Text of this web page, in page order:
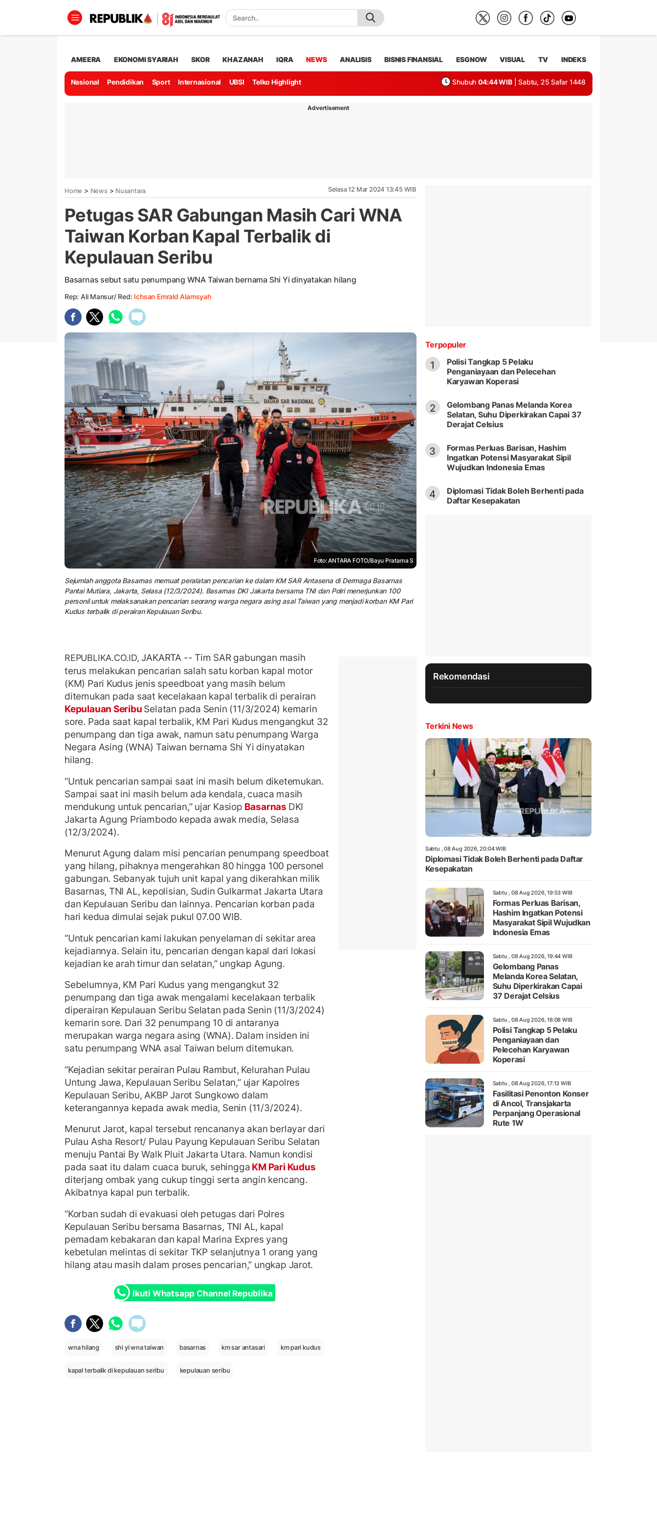
AMEERA EKONOMI SYARIAH SKOR KHAZANAH IQRA NEWS ANALISIS BISNIS FINANSIAL ESGNOW VISUAL TV INDEKS
Nasional Pendidikan Sport Internasional UBSI Telko Highlight Shubuh 04:44 WIB | Sabtu, 25 Safar 1448
Advertisement
Home > News > Nusantara Selasa 12 Mar 2024 13:45 WIB
Petugas SAR Gabungan Masih Cari WNA
Taiwan Korban Kapal Terbalik di
Kepulauan Seribu
Basarnas sebut satu penumpang WNA Taiwan bernama Shi Yi dinyatakan hilang
Rep: Ali Mansur/ Red: Ichsan Emrald Alamsyah
Foto: ANTARA FOTO/Bayu Pratama S
Sejumlah anggota Basarnas memuat peralatan pencarian ke dalam KM SAR Antasena di Dermaga Basarnas
Pantai Mutiara, Jakarta, Selasa (12/3/2024). Basarnas DKI Jakarta bersama TNI dan Polri menerjunkan 100
personil untuk melaksanakan pencarian seorang warga negara asing asal Taiwan yang menjadi korban KM Pari
Kudus terbalik di perairan Kepulauan Seribu.
REPUBLIKA.CO.ID,JAKARTA -- Tim SAR gabungan masih
terus melakukan pencarian salah satu korban kapal motor
(KM) Pari Kudus jenis speedboat yang masih belum
ditemukan pada saat kecelakaan kapal terbalik di perairan
Kepulauan Seribu Selatan pada Senin (11/3/2024) kemarin
sore. Pada saat kapal terbalik, KM Pari Kudus mengangkut 32
penumpang dan tiga awak, namun satu penumpang Warga
Negara Asing (WNA) Taiwan bernama Shi Yi dinyatakan
hilang.
“Untuk pencarian sampai saat ini masih belum diketemukan.
Sampai saat ini masih belum ada kendala, cuaca masih
mendukung untuk pencarian,” ujar Kasiop Basarnas DKI
Jakarta Agung Priambodo kepada awak media, Selasa
(12/3/2024).
Menurut Agung dalam misi pencarian penumpang speedboat
yang hilang, pihaknya mengerahkan 80 hingga 100 personel
gabungan. Sebanyak tujuh unit kapal yang dikerahkan milik
Basarnas, TNI AL, kepolisian, Sudin Gulkarmat Jakarta Utara
dan Kepulauan Seribu dan lainnya. Pencarian korban pada
hari kedua dimulai sejak pukul 07.00 WIB.
“Untuk pencarian kami lakukan penyelaman di sekitar area
kejadiannya. Selain itu, pencarian dengan kapal dari lokasi
kejadian ke arah timur dan selatan,” ungkap Agung.
Sebelumnya, KM Pari Kudus yang mengangkut 32
penumpang dan tiga awak mengalami kecelakaan terbalik
diperairan Kepulauan Seribu Selatan pada Senin (11/3/2024)
kemarin sore. Dari 32 penumpang 10 di antaranya
merupakan warga negara asing (WNA). Dalam insiden ini
satu penumpang WNA asal Taiwan belum ditemukan.
“Kejadian sekitar perairan Pulau Rambut, Kelurahan Pulau
Untung Jawa, Kepulauan Seribu Selatan,” ujar Kapolres
Kepulauan Seribu, AKBP Jarot Sungkowo dalam
keterangannya kepada awak media, Senin (11/3/2024).
Menurut Jarot, kapal tersebut rencananya akan berlayar dari
Pulau Asha Resort/ Pulau Payung Kepulauan Seribu Selatan
menuju Pantai By Walk Pluit Jakarta Utara. Namun kondisi
pada saat itu dalam cuaca buruk, sehingga KM Pari Kudus
diterjang ombak yang cukup tinggi serta angin kencang.
Akibatnya kapal pun terbalik.
“Korban sudah di evakuasi oleh petugas dari Polres
Kepulauan Seribu bersama Basarnas, TNI AL, kapal
pemadam kebakaran dan kapal Marina Expres yang
kebetulan melintas di sekitar TKP selanjutnya 1 orang yang
hilang atau masih dalam proses pencarian,” ungkap Jarot.
Ikuti Whatsapp Channel Republika
wna hilang shi yi wna taiwan basarnas km sar antasari km pari kudus
kapal terbalik di kepulauan seribu kepulauan seribu
Terpopuler
1
Polisi Tangkap 5 Pelaku
Penganiayaan dan Pelecehan
Karyawan Koperasi
2
Gelombang Panas Melanda Korea
Selatan, Suhu Diperkirakan Capai 37
Derajat Celsius
3
Formas Perluas Barisan, Hashim
Ingatkan Potensi Masyarakat Sipil
Wujudkan Indonesia Emas
4
Diplomasi Tidak Boleh Berhenti pada
Daftar Kesepakatan
Rekomendasi
Terkini News
Sabtu , 08 Aug 2026, 20:04 WIB
Diplomasi Tidak Boleh Berhenti pada Daftar
Kesepakatan
Sabtu , 08 Aug 2026, 19:53 WIB
Formas Perluas Barisan,
Hashim Ingatkan Potensi
Masyarakat Sipil Wujudkan
Indonesia Emas
Sabtu , 08 Aug 2026, 19:44 WIB
Gelombang Panas
Melanda Korea Selatan,
Suhu Diperkirakan Capai
37 Derajat Celsius
Sabtu , 08 Aug 2026, 18:08 WIB
Polisi Tangkap 5 Pelaku
Penganiayaan dan
Pelecehan Karyawan
Koperasi
Sabtu , 08 Aug 2026, 17:13 WIB
Fasilitasi Penonton Konser
di Ancol, Transjakarta
Perpanjang Operasional
Rute 1W